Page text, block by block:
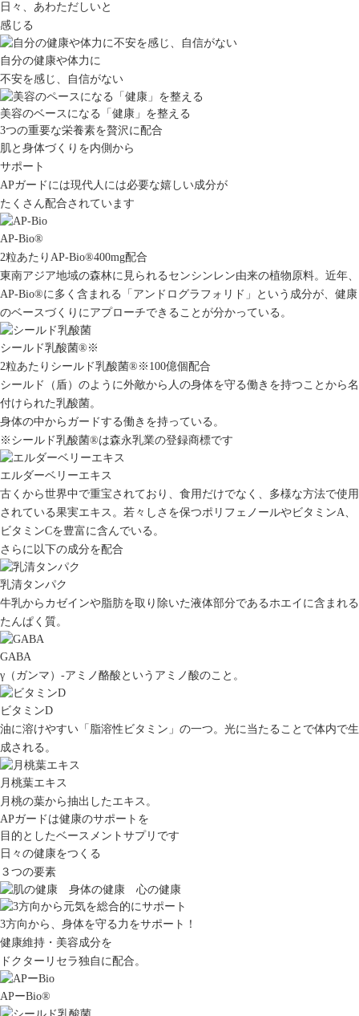
日々、あわただしいと
感じる
自分の健康や体力に
不安を感じ、自信がない
美容のベースになる「健康」を整える
3つの重要な栄養素を贅沢に配合
肌と身体づくりを内側から
サポート
APガードには現代人には必要な嬉しい成分が
たくさん配合されています
AP-Bio®
2粒あたりAP-Bio®400mg配合
東南アジア地域の森林に見られるセンシンレン由来の植物原料。近年、
AP-Bio®に多く含まれる「アンドログラフォリド」という成分が、健康
のベースづくりにアプローチできることが分かっている。
シールド乳酸菌® ※
2粒あたりシールド乳酸菌® ※ 100億個配合
シールド（盾）のように外敵から人の身体を守る働きを持つことから名
付けられた乳酸菌。
身体の中からガードする働きを持っている。
※シールド乳酸菌®は森永乳業の登録商標です
エルダーベリーエキス
古くから世界中で重宝されており、食用だけでなく、多様な方法で使用
されている果実エキス。若々しさを保つポリフェノールやビタミンA、
ビタミンCを豊富に含んでいる。
さらに以下の成分を配合
乳清タンパク
牛乳からカゼインや脂肪を取り除いた液体部分であるホエイに含まれる
たんぱく質。
GABA
γ（ガンマ）-アミノ酪酸というアミノ酸のこと。
ビタミンD
油に溶けやすい「脂溶性ビタミン」の一つ。光に当たることで体内で生
成される。
月桃葉エキス
月桃の葉から抽出したエキス。
APガードは健康のサポートを
目的としたベースメントサプリです
日々の健康をつくる
３つの要素
3方向から、身体を守る力をサポート！
健康維持・美容成分を
ドクターリセラ独自に配合。
APーBio®